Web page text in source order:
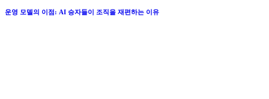
운영 모델의 이점: AI 승자들이 조직을 재편하는 이유